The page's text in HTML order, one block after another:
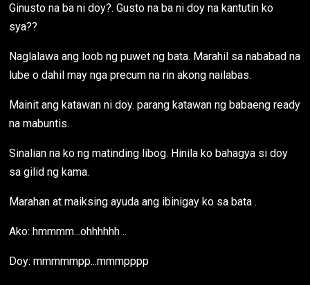
Ginusto na ba ni doy?. Gusto na ba ni doy na kantutin ko
sya??
Naglalawa ang loob ng puwet ng bata. Marahil sa nababad na
lube o dahil may nga precum na rin akong nailabas.
Mainit ang katawan ni doy. parang katawan ng babaeng ready
na mabuntis.
Sinalian na ko ng matinding libog. Hinila ko bahagya si doy
sa gilid ng kama.
Marahan at maiksing ayuda ang ibinigay ko sa bata .
Ako: hmmmm...ohhhhhh ..
Doy: mmmmmpp...mmmpppp